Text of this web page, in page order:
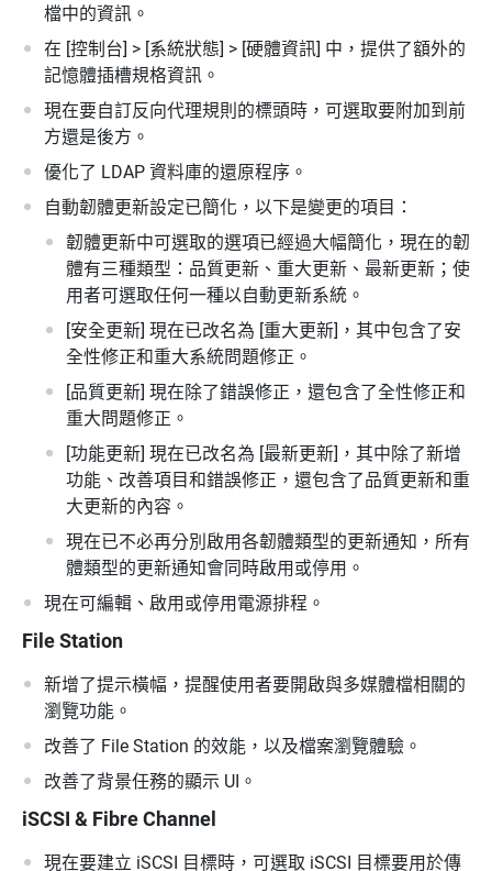
檔中的資訊。
在 [控制台] > [系統狀態] > [硬體資訊] 中，提供了額外的
記憶體插槽規格資訊。
現在要自訂反向代理規則的標頭時，可選取要附加到前
方還是後方。
優化了 LDAP 資料庫的還原程序。
自動韌體更新設定已簡化，以下是變更的項目：
韌體更新中可選取的選項已經過大幅簡化，現在的韌
體有三種類型：品質更新、重大更新、最新更新；使
用者可選取任何一種以自動更新系統。
[安全更新] 現在已改名為 [重大更新]，其中包含了安
全性修正和重大系統問題修正。
[品質更新] 現在除了錯誤修正，還包含了全性修正和
重大問題修正。
[功能更新] 現在已改名為 [最新更新]，其中除了新增
功能、改善項目和錯誤修正，還包含了品質更新和重
大更新的內容。
現在已不必再分別啟用各韌體類型的更新通知，所有
體類型的更新通知會同時啟用或停用。
現在可編輯、啟用或停用電源排程。
File Station
新增了提示橫幅，提醒使用者要開啟與多媒體檔相關的
瀏覽功能。
改善了 File Station 的效能，以及檔案瀏覽體驗。
改善了背景任務的顯示 UI。
iSCSI & Fibre Channel
現在要建立 iSCSI 目標時，可選取 iSCSI 目標要用於傳